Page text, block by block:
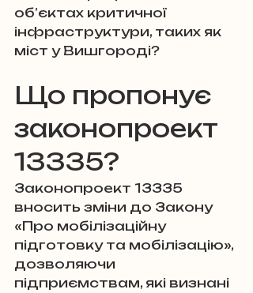
об’єктах критичної
інфраструктури, таких як
міст у Вишгороді?
Що пропонує
законопроект
13335?
Законопроект 13335
вносить зміни до Закону
«Про мобілізаційну
підготовку та мобілізацію»,
дозволяючи
підприємствам, які визнані